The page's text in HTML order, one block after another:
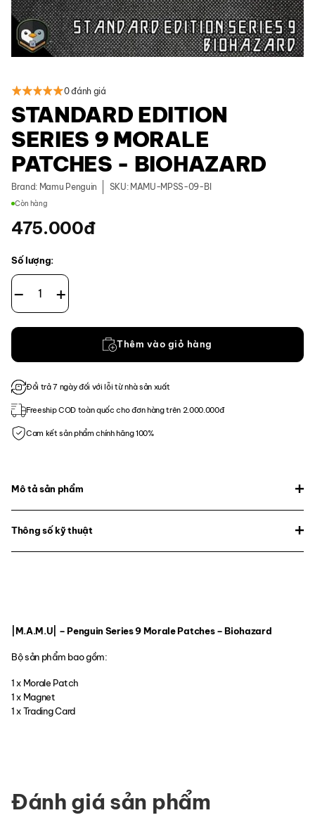
0 đánh giá
STANDARD EDITION
SERIES 9 MORALE
PATCHES - BIOHAZARD
Brand: Mamu Penguin SKU: MAMU-MPSS-09-BI
Còn hàng
475.000đ
Số lượng:
Standard Edition Series 9 Morale Patches - Biohazard số lượng
Thêm vào giỏ hàng
Đổi trả 7 ngày đối với lỗi từ nhà sản xuất
Freeship COD toàn quốc cho đơn hàng trên 2.000.000đ
Cam kết sản phẩm chính hãng 100%
Mô tả sản phẩm
Thông số kỹ thuật
|M.A.M.U| – Penguin Series 9 Morale Patches – Biohazard
Bộ sản phẩm bao gồm:
1 x Morale Patch
1 x Magnet
1 x Trading Card
Đánh giá sản phẩm